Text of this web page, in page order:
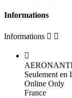
Informations
Informations  

Seulement en
Online Only
France